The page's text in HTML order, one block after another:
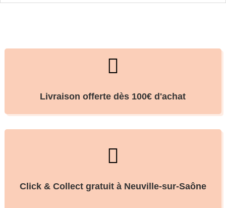

Livraison offerte dès 100€ d'achat

Click & Collect gratuit à Neuville-sur-Saône